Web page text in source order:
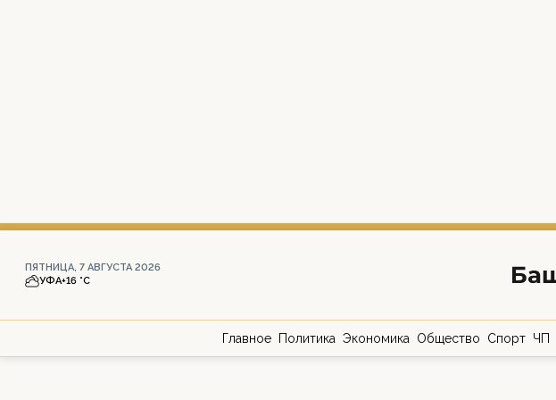
ПЯТНИЦА, 7 АВГУСТА 2026
УФА+16 °С
Главное Политика Экономика Общество Спорт ЧП